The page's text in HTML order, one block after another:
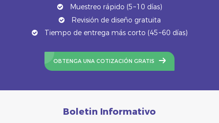
Muestreo rápido (5~10 días)
Revisión de diseño gratuita
Tiempo de entrega más corto (45~60 días)
OBTENGA UNA COTIZACIÓN GRATIS
Boletin Informativo